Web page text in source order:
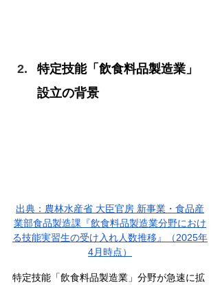
特定技能「飲食料品製造業」
設立の背景
出典： 農林水産省 大臣官房 新事業・食品産
業部食品製造課『飲食料品製造業分野におけ
る技能実習生の受け入れ人数推移』（2025年
4月時点）
特定技能「飲食料品製造業」分野が急速に拡